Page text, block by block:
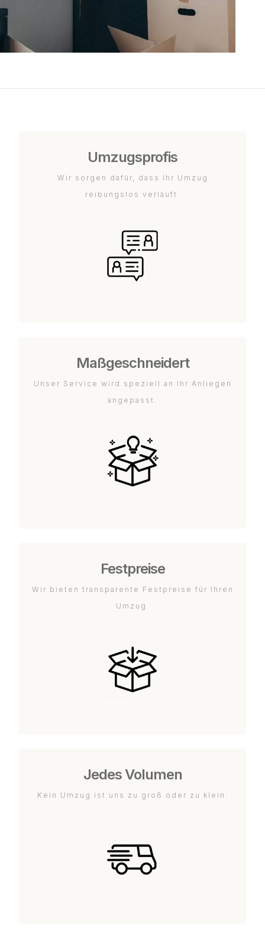
Umzugsprofis
Wir sorgen dafür, dass Ihr Umzug
reibungslos verläuft.
Maßgeschneidert
Unser Service wird speziell an Ihr Anliegen
angepasst.
Festpreise
Wir bieten transparente Festpreise für Ihren
Umzug.
Jedes Volumen
Kein Umzug ist uns zu groß oder zu klein.